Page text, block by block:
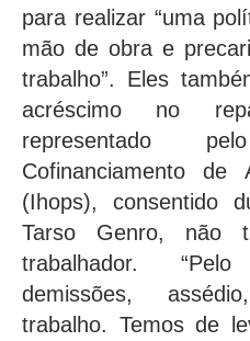
para realizar “uma
mão de obra e
trabalho”. Eles
acréscimo no
representado
Cofinanciamento de
(Ihops), consentido
Tarso Genro, não
trabalhador.
demissões,
trabalho. Temos de